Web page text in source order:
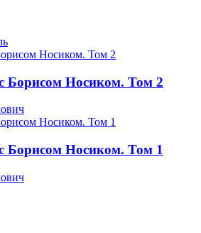
Борисом Носиком. Том 2
Борисом Носиком. Том 1